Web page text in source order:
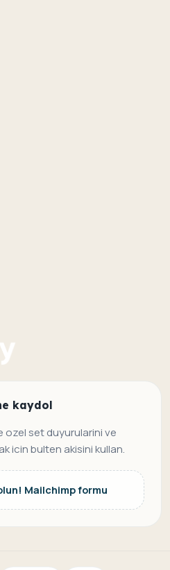
kaydol
ozel set duyurularini ve
icin bulten akisini kullan.
Mailchimp formu